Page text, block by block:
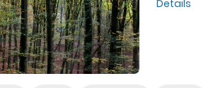
Details